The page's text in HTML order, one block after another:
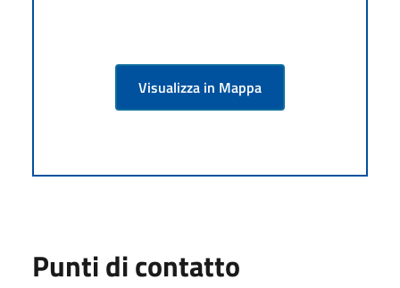
Visualizza in Mappa
Punti di contatto